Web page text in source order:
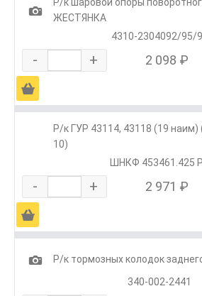
1
Р/к шаровой опоры
ЖЕСТЯНКА
4310-2304092/95/
- + 2 098 ₽
Ä
Р/к ГУР 43114, 43118 (19
10)
ШНКФ 453461.425
- + 2 971 ₽
Ä
1
Р/к тормозных колодок
340-002-2441